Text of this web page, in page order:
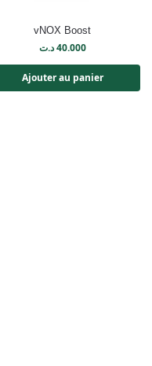
vNOX Boost
40.000 د.ت
Ajouter au panier